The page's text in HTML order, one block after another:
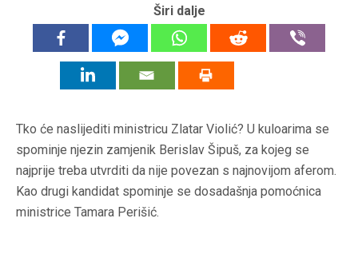
Širi dalje
Tko će naslijediti ministricu Zlatar Violić? U kuloarima se
spominje njezin zamjenik Berislav Šipuš, za kojeg se
najprije treba utvrditi da nije povezan s najnovijom aferom.
Kao drugi kandidat spominje se dosadašnja pomoćnica
ministrice Tamara Perišić.